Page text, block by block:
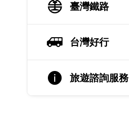
臺灣鐵路
台灣好行
旅遊諮詢服務